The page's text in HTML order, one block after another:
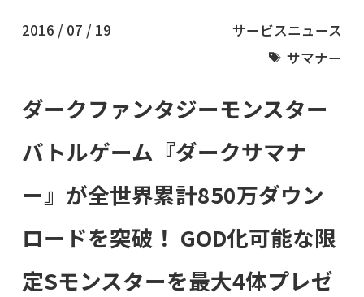
2016 / 07 / 19
サービスニュース
サマナー
ダークファンタジーモンスター
バトルゲーム『ダークサマナ
ー』が全世界累計850万ダウン
ロードを突破！ GOD化可能な限
定Sモンスターを最大4体プレゼ